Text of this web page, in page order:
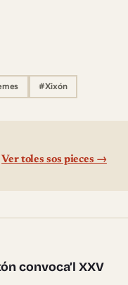
#Xixón
Ver toles sos pieces →
convoca’l XXV